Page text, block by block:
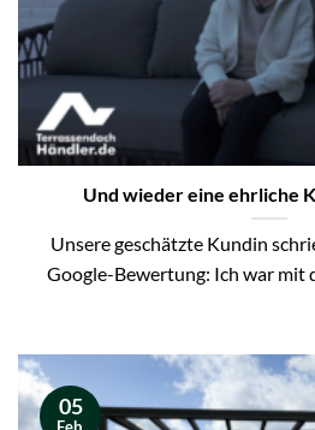
Und wieder eine ehrliche
Unsere geschätzte Kundin
Google-Bewertung: Ich war mit
05